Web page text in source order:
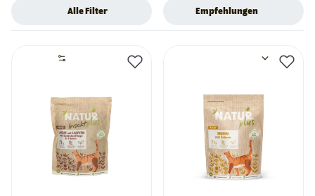
Alle Filter Empfehlungen